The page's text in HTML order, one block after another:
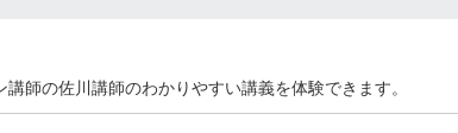
師の佐川講師のわかりやすい講義を体験できます。